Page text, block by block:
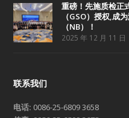
重磅！先施质检正
（GSO）授权,成
（NB）！
2025 年 12 月 11 日
联系我们
电话: 0086-25-6809 3658